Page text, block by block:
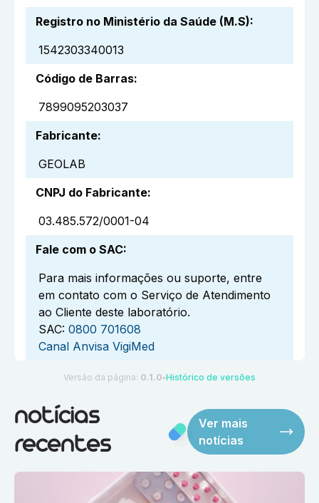
Registro no Ministério da Saúde (M.S):
1542303340013
Código de Barras:
7899095203037
Fabricante:
GEOLAB
CNPJ do Fabricante:
03.485.572/0001-04
Fale com o SAC:
Para mais informações ou suporte, entre
em contato com o Serviço de Atendimento
ao Cliente deste laboratório.
SAC: 0800 701608
Canal Anvisa VigiMed
Versão da página: 0.1.0 ●Histórico de versões
notícias
recentes
Ver mais
notícias